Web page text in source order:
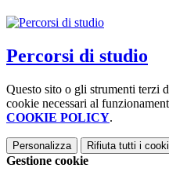
Percorsi di studio
Questo sito o gli strumenti terzi
cookie necessari al
COOKIE POLICY.
Personalizza Rifiuta tutti i
Gestione cookie